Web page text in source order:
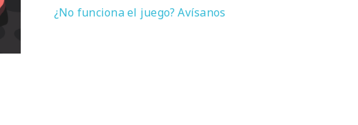
¿No funciona el juego? Avísanos